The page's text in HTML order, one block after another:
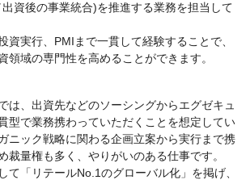
資後の事業統合)を推進する業務を担当して
資実行、PMIまで一貫して経験することで、
領域の専門性を高めることができます。
は、出資先などのソーシングからエグゼキュ
型で業務携わっていただくことを想定してい
ニック戦略に関わる企画立案から実行まで携
裁量権も多く、やりがいのある仕事です。
て「リテールNo.1のグローバル化」を掲げ、